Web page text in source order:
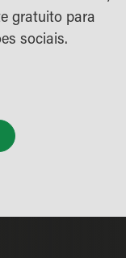
gratuito para
sociais.